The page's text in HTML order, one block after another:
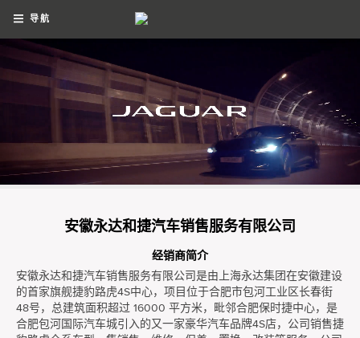
导航
安徽永达和捷汽车销售服务有限公司
经销商简介
安徽永达和捷汽车销售服务有限公司是由上海永达集团在安徽建设
的首家旗舰捷豹路虎4S中心，项目位于合肥市包河工业区长春街
48号，总建筑面积超过 16000 平方米，毗邻合肥保时捷中心，是
合肥包河国际汽车城引入的又一家豪华汽车品牌4S店，公司销售捷